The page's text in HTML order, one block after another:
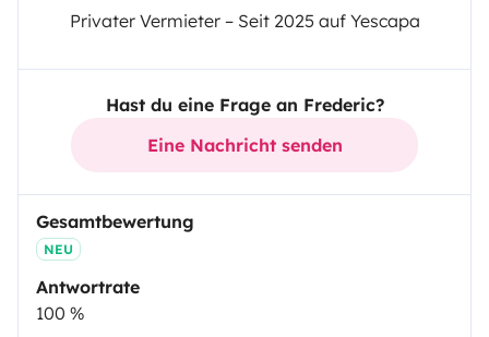
Privater Vermieter – Seit 2025 auf Yescapa
Hast du eine Frage an Frederic?
Eine Nachricht senden
Gesamtbewertung
NEU
Antwortrate
100 %